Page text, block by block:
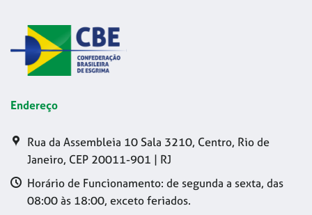
Endereço
Rua da Assembleia 10 Sala 3210, Centro, Rio de
Janeiro, CEP 20011-901 | RJ
Horário de Funcionamento: de segunda a sexta, das
08:00 às 18:00, exceto feriados.